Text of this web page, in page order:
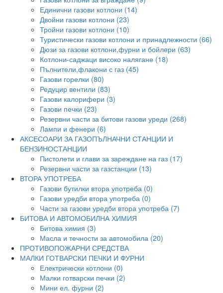
Единични газови котлони (14)
Двойни газови котлони (23)
Тройни газови котлони (10)
Туристически газови котлони и принадлежности (66)
Дюзи за газови котлони,фурни и бойлери (63)
Котлони-саджаци високо налягане (18)
Пълнители,флакони с газ (45)
Газови горелки (80)
Редуцир вентили (83)
Газови калорифери (3)
Газови печки (23)
Резервни части за битови газови уреди (268)
Лампи и фенери (6)
АКСЕСОАРИ ЗА ГАЗОПЪЛНАЧНИ СТАНЦИИ И
БЕНЗИНОСТАНЦИИ
Пистолети и глави за зареждане на газ (17)
Резервни части за газстанции (13)
ВТОРА УПОТРЕБА
Газови бутилки втора употреба (0)
Газови уредби втора употреба (0)
Части за газови уредби втора употреба (7)
БИТОВА И АВТОМОБИЛНА ХИМИЯ
Битова химия (3)
Масла и течности за автомобила (20)
ПРОТИВОПОЖАРНИ СРЕДСТВА
МАЛКИ ГОТВАРСКИ ПЕЧКИ И ФУРНИ
Електрически котлони (0)
Малки готварски печки (2)
Мини ел. фурни (2)